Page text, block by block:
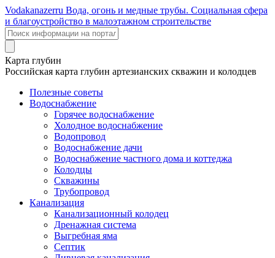
Vodakanazerru Вода, огонь и медные трубы. Социальная сфера
и благоустройство в малоэтажном строительстве
Карта глубин
Российская карта глубин артезианских скважин и колодцев
Полезные советы
Водоснабжение
Горячее водоснабжение
Холодное водоснабжение
Водопровод
Водоснабжение дачи
Водоснабжение частного дома и коттеджа
Колодцы
Скважины
Трубопровод
Канализация
Канализационный колодец
Дренажная система
Выгребная яма
Септик